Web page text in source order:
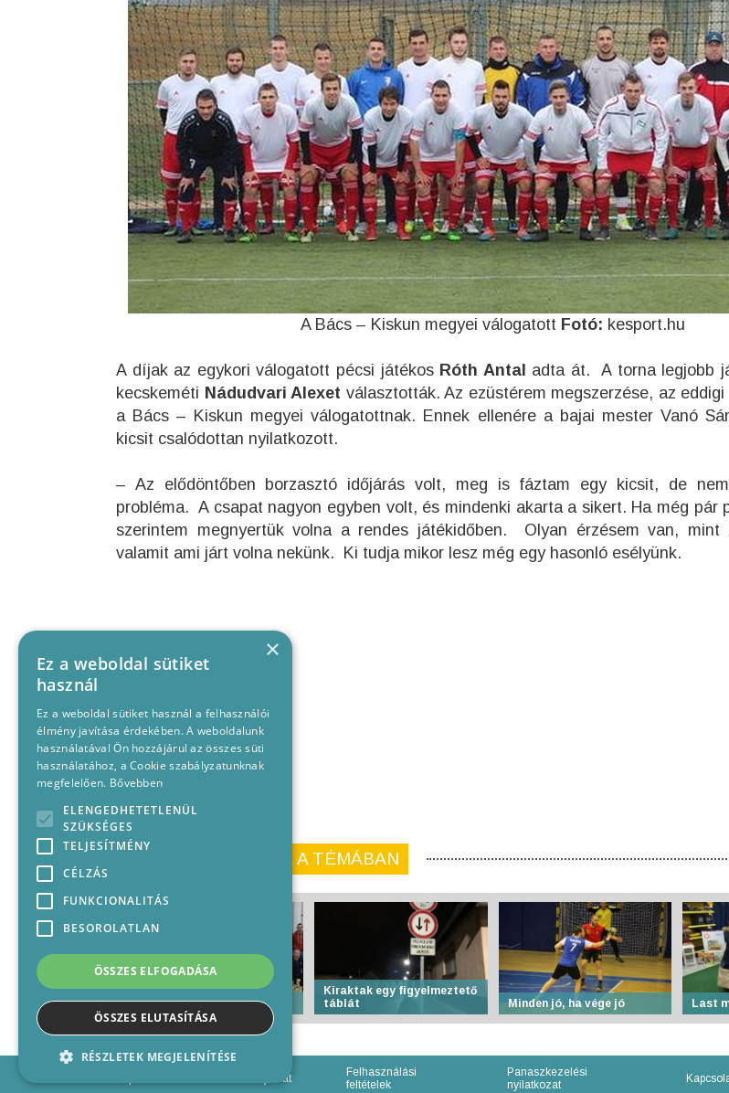
A Bács – Kiskun megyei válogatott Fotó: kesport.hu
A díjak az egykori válogatott pécsi játékos Róth Antal adta át. A torna legjobb
kecskeméti Nádudvari Alexet választották. Az ezüstérem megszerzése, az
a Bács – Kiskun megyei válogatottnak. Ennek ellenére a bajai mester Vanó
kicsit csalódottan nyilatkozott.
– Az elődöntőben borzasztó időjárás volt, meg is fáztam egy kicsit, de
probléma. A csapat nagyon egyben volt, és mindenki akarta a sikert. Ha még pár
szerintem megnyertük volna a rendes játékidőben. Olyan érzésem van, mint
valamit ami járt volna nekünk. Ki tudja mikor lesz még egy hasonló esélyünk.
KORÁBBI CIKKEINK A TÉMÁBAN
Focival emlékeztek
Kiraktak egy figyelmeztető
táblát
Minden jó, ha vége jó Last
Médiajánlat
Felhasználási
feltételek
Panaszkezelési
nyilatkozat
×
Ez a weboldal sütiket
használ
Ez a weboldal sütiket használ a felhasználói
élmény javítása érdekében. A weboldalunk
használatával Ön hozzájárul az összes süti
használatához, a Cookie szabályzatunknak
megfelelően. Bővebben
ELENGEDHETETLENÜL
SZÜKSÉGES
TELJESÍTMÉNY
CÉLZÁS
FUNKCIONALITÁS
BESOROLATLAN
ÖSSZES ELFOGADÁSA
ÖSSZES ELUTASÍTÁSA
RÉSZLETEK MEGJELENÍTÉSE